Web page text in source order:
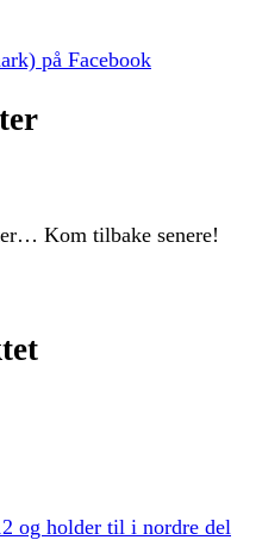
på Facebook
Kom tilbake senere!
og holder til i nordre del